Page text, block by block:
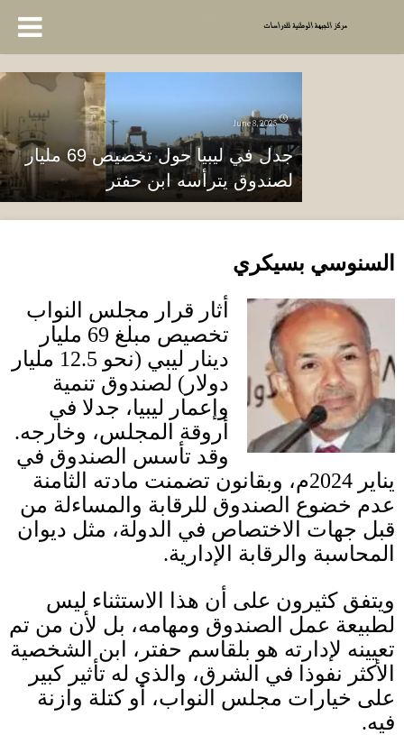
June 8, 2025
جدل في ليبيا حول تخصيص 69 مليار
لصندوق يترأسه ابن حفتر
السنوسي بسيكري
أثار قرار مجلس النواب
تخصيص مبلغ 69 مليار
دينار ليبي (نحو 12.5 مليار
دولار ) لصندوق تنمية
وإعمار ليبيا، جدلا في
أروقة المجلس، وخارجه.
وقد تأسس الصندوق في
يناير 2024م، وبقانون تضمنت مادته الثامنة
عدم خضوع الصندوق للرقابة والمساءلة من
قبل جهات الاختصاص في الدولة، مثل ديوان
المحاسبة والرقابة الإدارية.
ويتفق كثيرون على أن هذا الاستثناء ليس
لطبيعة عمل الصندوق ومهامه، بل لأن من تم
تعيينه لإدارته هو بلقاسم حفتر، ابن الشخصية
الأكثر نفوذا في الشرق، والذي له تأثير كبير
على خيارات مجلس النواب، أو كتلة وازنة
فيه.